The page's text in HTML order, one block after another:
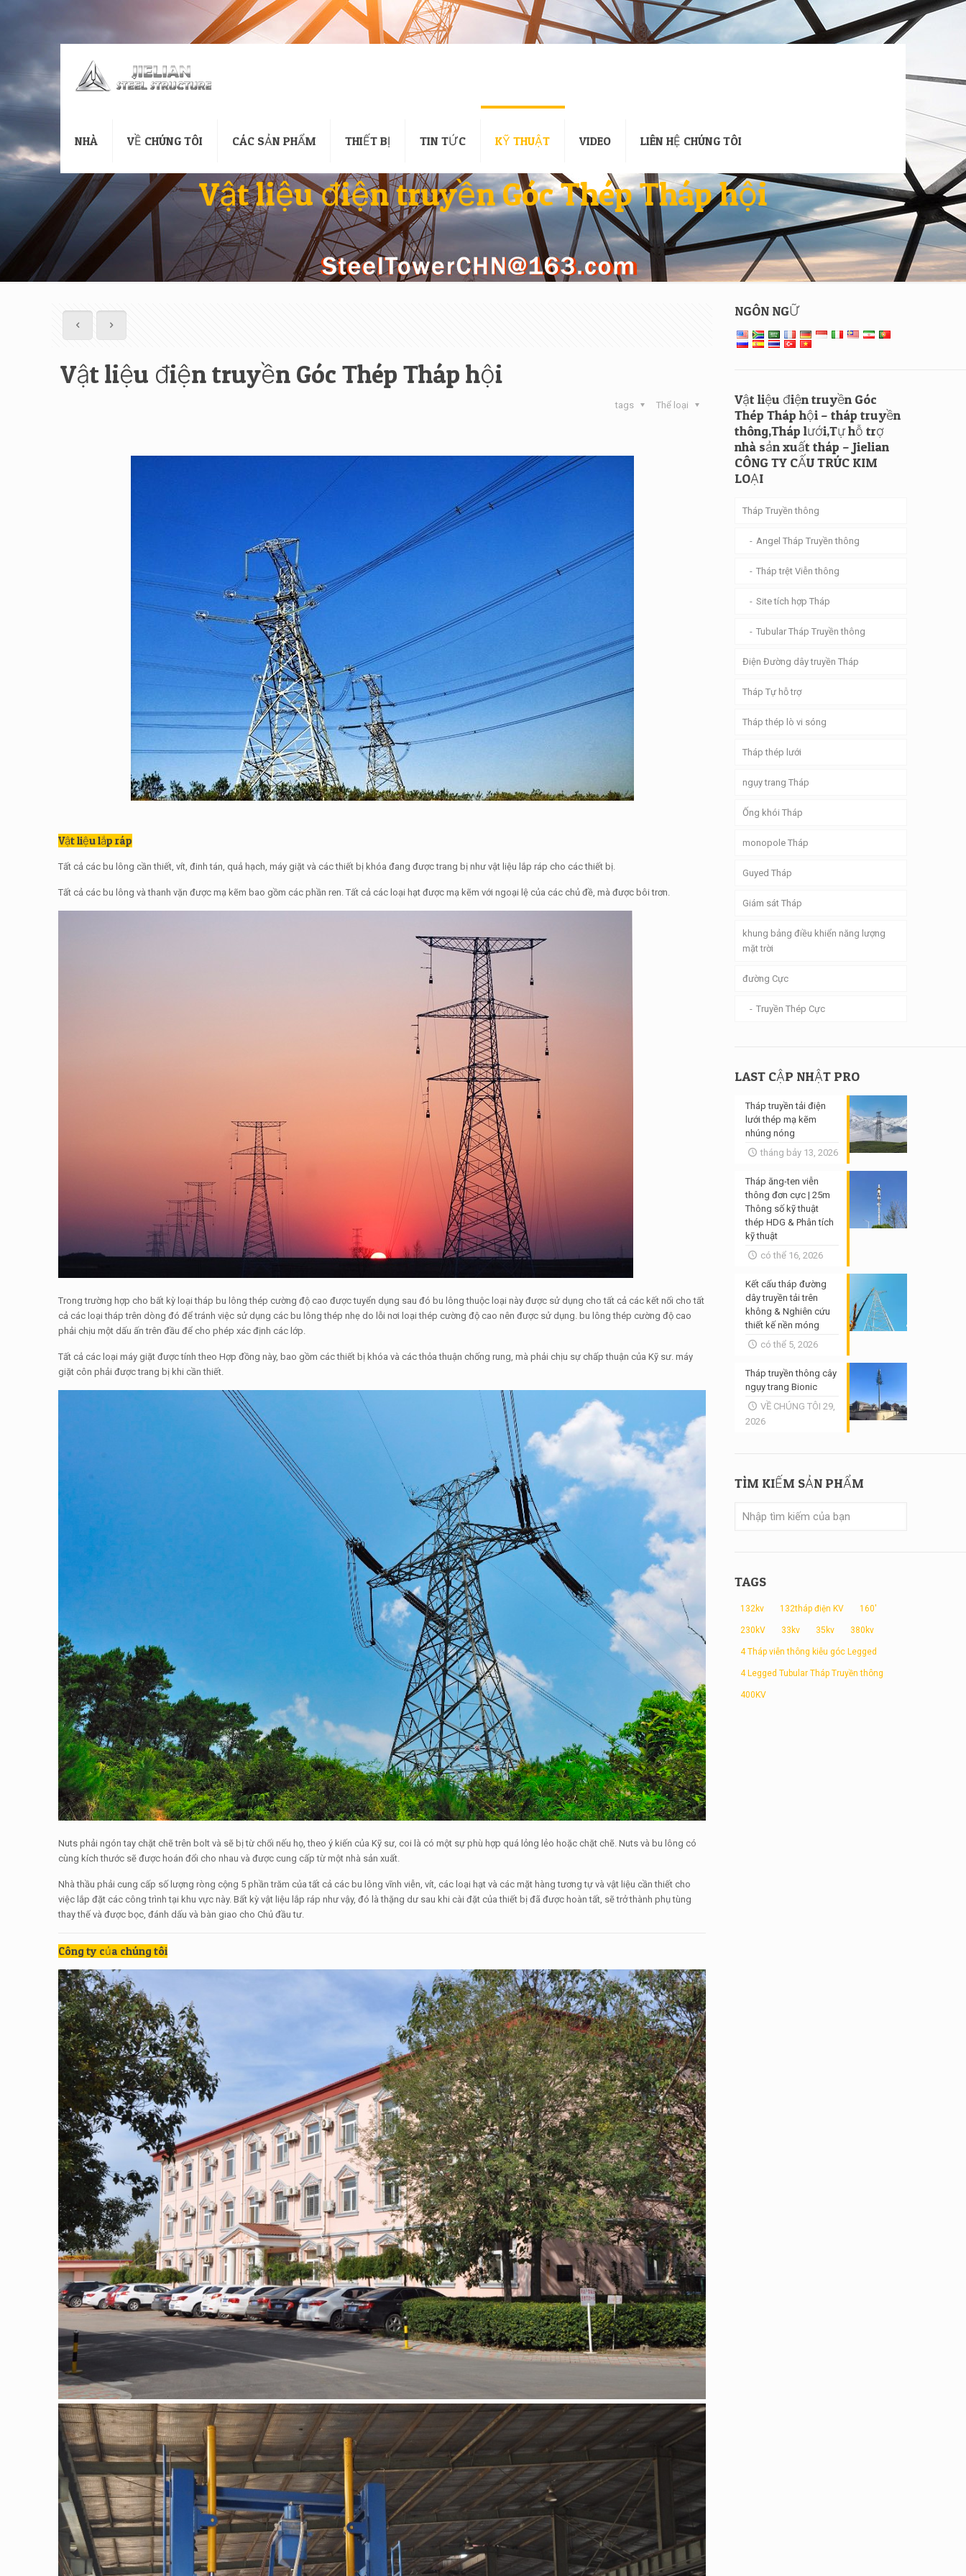
NHÀ VỀ CHÚNG TÔI CÁC SẢN PHẨM THIẾT BỊ TIN TỨC KỸ THUẬT VIDEO LIÊN HỆ CHÚNG TÔI
Vật liệu điện truyền Góc Thép Tháp hội
Vật liệu điện truyền Góc Thép Tháp hội
Thể loại
tags
Vật liệu lắp ráp
Tất cả các bu lông cần thiết, vít, đinh tán, quả hạch, máy giặt và các thiết bị khóa đang được trang bị như vật liệu lắp ráp cho các thiết bị.
Tất cả các bu lông và thanh vặn được mạ kẽm bao gồm các phần ren. Tất cả các loại hạt được mạ kẽm với ngoại lệ của các chủ đề, mà được bôi trơn.
Trong trường hợp cho bất kỳ loại tháp bu lông thép cường độ cao được tuyển dụng sau đó bu lông thuộc loại này được sử dụng cho tất cả các kết nối cho tất
cả các loại tháp trên dòng đó để tránh việc sử dụng các bu lông thép nhẹ do lỗi nơi loại thép cường độ cao nên được sử dụng. bu lông thép cường độ cao
phải chịu một dấu ấn trên đầu để cho phép xác định các lớp.
Tất cả các loại máy giặt được tính theo Hợp đồng này, bao gồm các thiết bị khóa và các thỏa thuận chống rung, mà phải chịu sự chấp thuận của Kỹ sư. máy
giặt côn phải được trang bị khi cần thiết.
Nuts phải ngón tay chặt chẽ trên bolt và sẽ bị từ chối nếu họ, theo ý kiến ​​của Kỹ sư, coi là có một sự phù hợp quá lỏng lẻo hoặc chặt chẽ. Nuts và bu lông có
cùng kích thước sẽ được hoán đổi cho nhau và được cung cấp từ một nhà sản xuất.
Nhà thầu phải cung cấp số lượng ròng cộng 5 phần trăm của tất cả các bu lông vĩnh viễn, vít, các loại hạt và các mặt hàng tương tự và vật liệu cần thiết cho
việc lắp đặt các công trình tại khu vực này. Bất kỳ vật liệu lắp ráp như vậy, đó là thặng dư sau khi cài đặt của thiết bị đã được hoàn tất, sẽ trở thành phụ tùng
thay thế và được bọc, đánh dấu và bàn giao cho Chủ đầu tư.
Công ty của chúng tôi
NGÔN NGỮ
Vật liệu điện truyền Góc
Thép Tháp hội – tháp truyền
thông,Tháp lưới,Tự hỗ trợ
nhà sản xuất tháp – Jielian
CÔNG TY CẤU TRÚC KIM
LOẠI
Tháp Truyền thông
Angel Tháp Truyền thông
Tháp trệt Viễn thông
Site tích hợp Tháp
Tubular Tháp Truyền thông
Điện Đường dây truyền Tháp
Tháp Tự hỗ trợ
Tháp thép lò vi sóng
Tháp thép lưới
ngụy trang Tháp
Ống khói Tháp
monopole Tháp
Guyed Tháp
Giám sát Tháp
khung bảng điều khiển năng lượng
mặt trời
đường Cực
Truyền Thép Cực
LAST CẬP NHẬT PRO
Tháp truyền tải điện
lưới thép mạ kẽm
nhúng nóng
tháng bảy 13, 2026
Tháp ăng-ten viễn
thông đơn cực | 25m
Thông số kỹ thuật
thép HDG & Phân tích
kỹ thuật
có thể 16, 2026
Kết cấu tháp đường
dây truyền tải trên
không & Nghiên cứu
thiết kế nền móng
có thể 5, 2026
Tháp truyền thông cây
ngụy trang Bionic
VỀ CHÚNG TÔI 29,
2026
TÌM KIẾM SẢN PHẨM
TAGS
132kv 132tháp điện KV 160'
230kV 33kv 35kv 380kv
4 Tháp viễn thông kiễu góc Legged
4 Legged Tubular Tháp Truyền thông
400KV